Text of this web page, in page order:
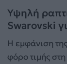
Υψηλή
Swarovski
Η εμφάνιση της
φόρο τιμής